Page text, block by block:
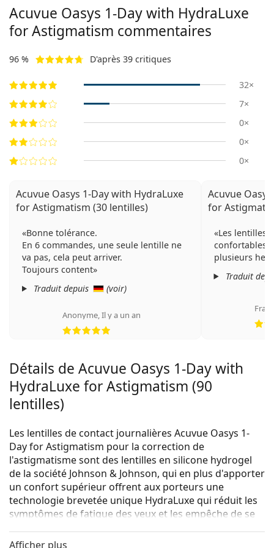
Acuvue Oasys 1-Day with HydraLuxe
for Astigmatism commentaires
96 % D'après 39 critiques
32×
7×
0×
0×
0×
Acuvue Oasys 1-Day with HydraLuxe
for Astigmatism (30 lentilles)
Bonne tolérance.
En 6 commandes, une seule lentille ne
va pas, cela peut arriver.
Toujours content
Traduit depuis
(voir)
Anonyme,Il y a un an
évaluation 5 sur 5
Acuvue
for
Les lentilles
confortables
plusieurs
Traduit
Détails de Acuvue Oasys 1-Day with
HydraLuxe for Astigmatism (90
lentilles)
Les lentilles de contact journalières Acuvue Oasys 1-
Day for Astigmatism pour la correction de
l'astigmatisme sont des lentilles en silicone hydrogel
de la société Johnson & Johnson, qui en plus d'apporter
un confort supérieur offrent aux porteurs une
technologie brevetée unique HydraLuxe qui réduit les
symptômes de fatigue des yeux et les empêche de se
Afficher plus